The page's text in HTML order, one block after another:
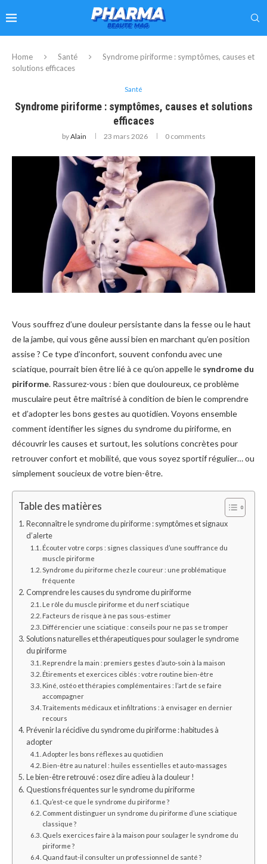
Home Santé
Syndrome piriforme : symptômes, causes et
solutions efficaces
Santé
Syndrome piriforme : symptômes, causes et solutions
efficaces
byAlain 23 mars 2026 0 comments
Vous souffrez d’une douleur persistante dans la fesse ou le haut
de la jambe, qui vous gêne aussi bien en marchant qu’en position
assise ? Ce type d’inconfort, souvent confondu avec une
sciatique, pourrait bien être lié à ce qu’on appelle le syndrome du
piriforme. Rassurez-vous : bien que douloureux, ce problème
musculaire peut être maîtrisé à condition de bien le comprendre
et d’adopter les bons gestes au quotidien. Voyons ensemble
comment identifier les signes du syndrome du piriforme, en
découvrir les causes et surtout, les solutions concrètes pour
retrouver confort et mobilité, que vous soyez sportif régulier… ou
simplement soucieux de votre bien-être.
Table des matières
Reconnaître le syndrome du piriforme : symptômes et signaux
d’alerte
Écouter votre corps : signes classiques d’une souffrance du
muscle piriforme
Syndrome du piriforme chez le coureur : une problématique
fréquente
Comprendre les causes du syndrome du piriforme
Le rôle du muscle piriforme et du nerf sciatique
Facteurs de risque à ne pas sous-estimer
Différencier une sciatique : conseils pour ne pas se tromper
Solutions naturelles et thérapeutiques pour soulager le syndrome
du piriforme
Reprendre la main : premiers gestes d’auto-soin à la maison
Étirements et exercices ciblés : votre routine bien-être
Kiné, ostéo et thérapies complémentaires : l’art de se faire
accompagner
Traitements médicaux et infiltrations : à envisager en dernier
recours
Prévenir la récidive du syndrome du piriforme : habitudes à
adopter
Adopter les bons réflexes au quotidien
Bien-être au naturel : huiles essentielles et auto-massages
Le bien-être retrouvé : osez dire adieu à la douleur !
Questions fréquentes sur le syndrome du piriforme
Qu’est-ce que le syndrome du piriforme ?
Comment distinguer un syndrome du piriforme d’une sciatique
classique ?
Quels exercices faire à la maison pour soulager le syndrome du
piriforme ?
Quand faut-il consulter un professionnel de santé ?